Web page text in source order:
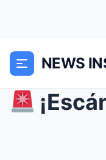
NEWS
¡Escándalo